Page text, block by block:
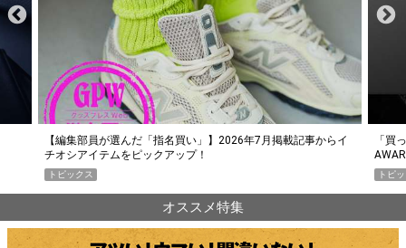
「買って損なし」の極上スマホ5選【GoodsPress 2026上半期
AWARD】
トピックス
薄着
PR
オススメ特集